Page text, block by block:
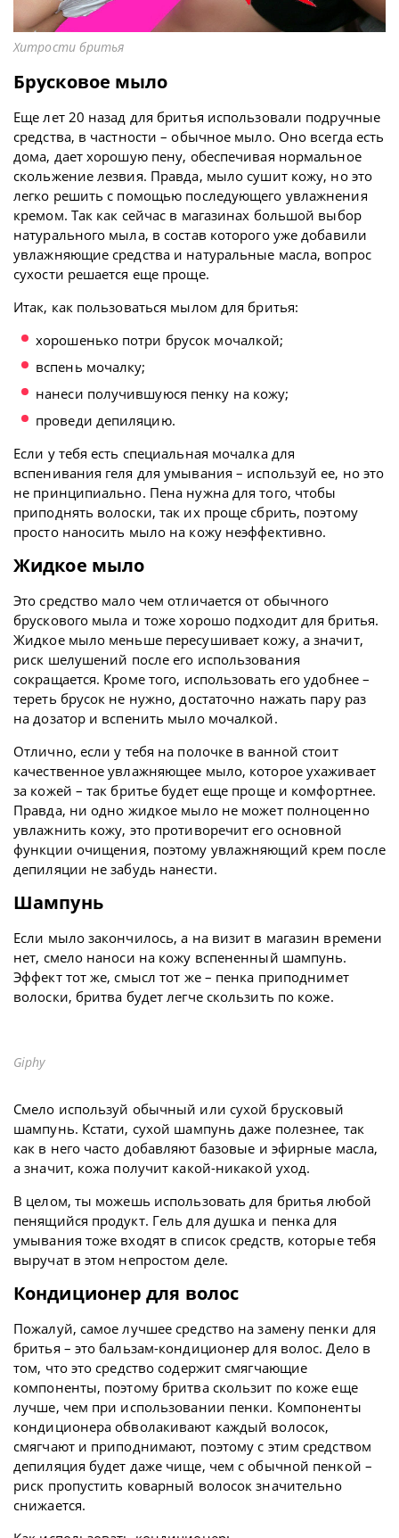
Хитрости бритья
Брусковое мыло
Еще лет 20 назад для бритья использовали подручные
средства, в частности – обычное мыло. Оно всегда есть
дома, дает хорошую пену, обеспечивая нормальное
скольжение лезвия. Правда, мыло сушит кожу, но это
легко решить с помощью последующего увлажнения
кремом. Так как сейчас в магазинах большой выбор
натурального мыла, в состав которого уже добавили
увлажняющие средства и натуральные масла, вопрос
сухости решается еще проще.
Итак, как пользоваться мылом для бритья:
хорошенько потри брусок мочалкой;
вспень мочалку;
нанеси получившуюся пенку на кожу;
проведи депиляцию.
Если у тебя есть специальная мочалка для
вспенивания геля для умывания – используй ее, но это
не принципиально. Пена нужна для того, чтобы
приподнять волоски, так их проще сбрить, поэтому
просто наносить мыло на кожу неэффективно.
Жидкое мыло
Это средство мало чем отличается от обычного
брускового мыла и тоже хорошо подходит для бритья.
Жидкое мыло меньше пересушивает кожу, а значит,
риск шелушений после его использования
сокращается. Кроме того, использовать его удобнее –
тереть брусок не нужно, достаточно нажать пару раз
на дозатор и вспенить мыло мочалкой.
Отлично, если у тебя на полочке в ванной стоит
качественное увлажняющее мыло, которое ухаживает
за кожей – так бритье будет еще проще и комфортнее.
Правда, ни одно жидкое мыло не может полноценно
увлажнить кожу, это противоречит его основной
функции очищения, поэтому увлажняющий крем после
депиляции не забудь нанести.
Шампунь
Если мыло закончилось, а на визит в магазин времени
нет, смело наноси на кожу вспененный шампунь.
Эффект тот же, смысл тот же – пенка приподнимет
волоски, бритва будет легче скользить по коже.
Giphy
Смело используй обычный или сухой брусковый
шампунь. Кстати, сухой шампунь даже полезнее, так
как в него часто добавляют базовые и эфирные масла,
а значит, кожа получит какой-никакой уход.
В целом, ты можешь использовать для бритья любой
пенящийся продукт. Гель для душка и пенка для
умывания тоже входят в список средств, которые тебя
выручат в этом непростом деле.
Кондиционер для волос
Пожалуй, самое лучшее средство на замену пенки для
бритья – это бальзам-кондиционер для волос. Дело в
том, что это средство содержит смягчающие
компоненты, поэтому бритва скользит по коже еще
лучше, чем при использовании пенки. Компоненты
кондиционера обволакивают каждый волосок,
смягчают и приподнимают, поэтому с этим средством
депиляция будет даже чище, чем с обычной пенкой –
риск пропустить коварный волосок значительно
снижается.